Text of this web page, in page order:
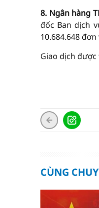
8. Ngân hàng
đốc Ban dịch
10.684.648 đơn
Giao dịch
CÙNG